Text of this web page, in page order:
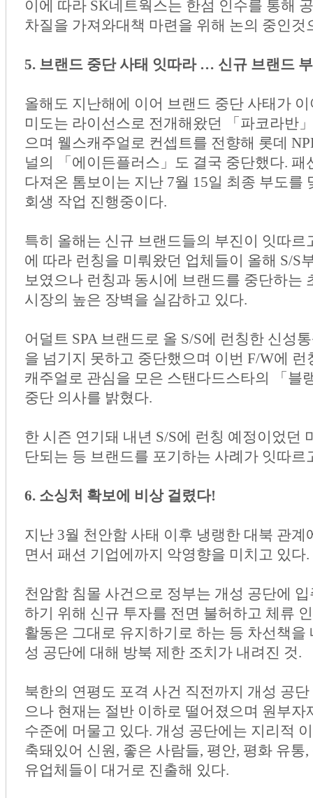
이에 따라 SK네트웍스는 한섬 인수를 통해
차질을 가져와대책 마련을 위해 논의 중인
5. 브랜드 중단 사태 잇따라 … 신규 브랜드
올해도 지난해에 이어 브랜드 중단 사태가
미도는 라이선스로 전개해왔던 「파코라반
으며 웰스캐주얼로 컨셉트를 전향해 롯데
널의 「에이든플러스」도 결국 중단했다.
다져온 톰보이는 지난 7월 15일 최종 부도를
회생 작업 진행중이다.
특히 올해는 신규 브랜드들의 부진이 잇따
에 따라 런칭을 미뤄왔던 업체들이 올해 S/S
보였으나 런칭과 동시에 브랜드를 중단하는
시장의 높은 장벽을 실감하고 있다.
어덜트 SPA 브랜드로 올 S/S에 런칭한 신성
을 넘기지 못하고 중단했으며 이번 F/W에
캐주얼로 관심을 모은 스탠다드스타의 「블
중단 의사를 밝혔다.
한 시즌 연기돼 내년 S/S에 런칭 예정이었던
단되는 등 브랜드를 포기하는 사례가 잇따르
6. 소싱처 확보에 비상 걸렸다!
지난 3월 천안함 사태 이후 냉랭한 대북 관
면서 패션 기업에까지 악영향을 미치고 있다.
천암함 침몰 사건으로 정부는 개성 공단에
하기 위해 신규 투자를 전면 불허하고 체류
활동은 그대로 유지하기로 하는 등 차선책
성 공단에 대해 방북 제한 조치가 내려진 것.
북한의 연평도 포격 사건 직전까지 개성 공
으나 현재는 절반 이하로 떨어졌으며 원부자
수준에 머물고 있다. 개성 공단에는 지리적
축돼있어 신원, 좋은 사람들, 평안, 평화 유통
유업체들이 대거로 진출해 있다.